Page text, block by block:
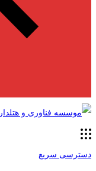
دسترسی سریع